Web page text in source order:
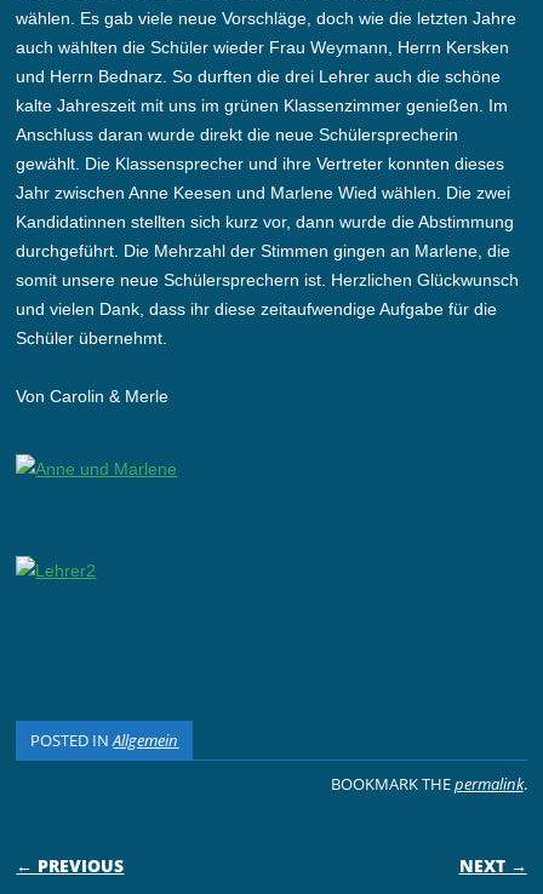
wählen. Es gab viele neue Vorschläge, doch wie die letzten Jahre
auch wählten die Schüler wieder Frau Weymann, Herrn Kersken
und Herrn Bednarz. So durften die drei Lehrer auch die schöne
kalte Jahreszeit mit uns im grünen Klassenzimmer genießen. Im
Anschluss daran wurde direkt die neue Schülersprecherin
gewählt. Die Klassensprecher und ihre Vertreter konnten dieses
Jahr zwischen Anne Keesen und Marlene Wied wählen. Die zwei
Kandidatinnen stellten sich kurz vor, dann wurde die Abstimmung
durchgeführt. Die Mehrzahl der Stimmen gingen an Marlene, die
somit unsere neue Schülersprechern ist. Herzlichen Glückwunsch
und vielen Dank, dass ihr diese zeitaufwendige Aufgabe für die
Schüler übernehmt.
Von Carolin & Merle
POSTED INAllgemein
BOOKMARK THEpermalink.
POST NAVIGATION
← PREVIOUS NEXT →